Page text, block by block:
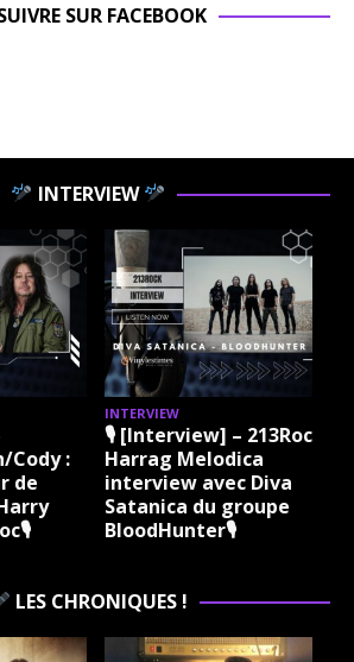
SUR FACEBOOK
INTERVIEW
&
Sylvie
INTERVIEW
🎙 [Interview] – 213Rock
Harrag Melodica Live
interview avec Hannes
Braun du groupe Kissin
Dynamite 🎙
LES CHRONIQUES !